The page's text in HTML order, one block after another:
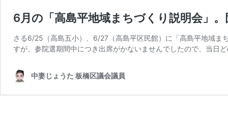
6月の「高島平地域まちづくり説明会」
さる6/25（高島五小）、6/27（高島平区民館）に「高島平地域ま
すが、参院選期間中につき出席がかないませんでしたので、当日
中妻じょうた 板橋区議会議員